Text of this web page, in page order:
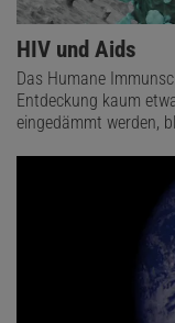
HIV und Aids
Das Humane
Entdeckung kaum
eingedämmt werden,